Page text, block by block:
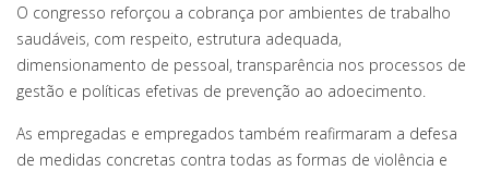
O congresso reforçou a cobrança por ambientes de trabalho
saudáveis, com respeito, estrutura adequada,
dimensionamento de pessoal, transparência nos processos de
gestão e políticas efetivas de prevenção ao adoecimento.
As empregadas e empregados também reafirmaram a defesa
de medidas concretas contra todas as formas de violência e